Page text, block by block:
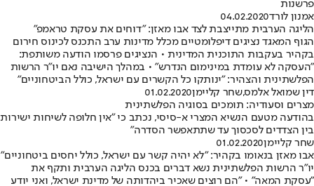
פרשנות
אמנון לורד04.02.2020
הליגה הערבית מתייצבת לצד אבו מאזן: "דוחים את עסקת טראמפ"
הגוף המאגד נציגים דיפלומטיים מכלל מדינות ערב התכנס לכינוס חירום
בקהיר בעקבות התוכנית המדינית • הנציגים פרסמו הודעה משותפת:
"העסקה לא עומדת במינימום הנדרש" • במהלך הישיבה נאם יו"ר הרשות
הפלשתינית והצהיר: "ינותקו כל הקשרים עם ישראל, כולל הביטחוניים"
דין שמואל אלמס,שחר קליימן01.02.2020
מצרים וסעודיה: תומכים בסוגיה הפלשתינית
בהודעה מטעם הנשיא המצרי א-סיסי, נכתב כי "אין חלופה לשיחות ישירות
בין הצדדים לסכסוך עד שתתאפשר הסדרה"
שחר קליימן01.02.2020
אבו מאזן בנאומו בקהיר: "לא יהיה קשר עם ישראל, כולל יחסים ביטחוניים"
יו"ר הרשות הפלשתינית נשא דברים בכנס הליגה הערבית ותקף את
"עסקת המאה" • "הם רוצים שאכיר ביהדותה של מדינת ישראל, ואני יודע